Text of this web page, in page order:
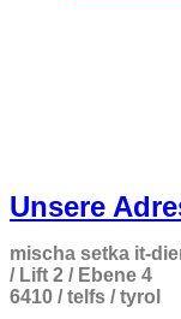
Unsere
mischa setka it-
/ Lift 2 / Ebene 4
6410 / telfs / tyrol